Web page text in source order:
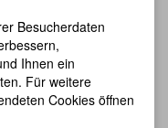
Besucherdaten
Ihnen ein
Für weitere
Cookies öffnen